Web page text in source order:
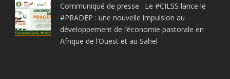
Communiqué de presse : Le #CILSS lance le
#PRADEP : une nouvelle impulsion au
développement de l’économie pastorale en
Afrique de l’Ouest et au Sahel